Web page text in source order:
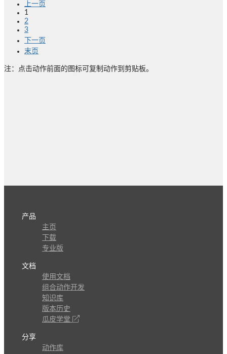
上一页
1
2
3
下一页
末页
注：点击动作前面的图标可复制动作到剪贴板。
产品
主页
下载
专业版
文档
使用文档
组合动作开发
知识库
版本历史
瓜皮学堂
分享
动作库